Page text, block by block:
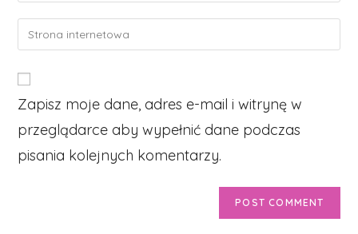
comment
email
address
your
URL
(optional)
Zapisz moje dane, adres e-mail i witrynę w
przeglądarce aby wypełnić dane podczas
pisania kolejnych komentarzy.